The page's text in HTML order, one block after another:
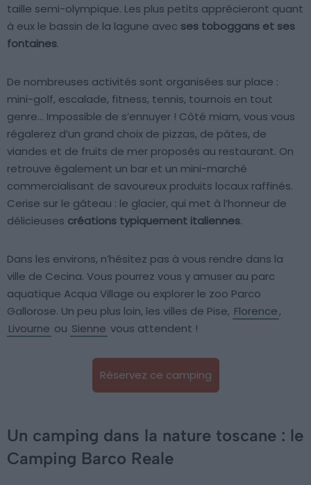
taille semi-olympique. Les plus petits apprécieront quant
à eux le bassin de la lagune avec ses toboggans et ses
fontaines.
De nombreuses activités sont organisées sur place :
mini-golf, escalade, fitness, tennis, tournois en tout
genre… Impossible de s’ennuyer ! Côté miam, vous vous
régalerez d’un grand choix de pizzas, de pâtes, de
viandes et de fruits de mer proposés au restaurant. On
retrouve également un bar et un mini-marché
commercialisant de savoureux produits locaux raffinés.
Cerise sur le gâteau : le glacier, qui met à l’honneur de
délicieuses créations typiquement italiennes.
Dans les environs, n’hésitez pas à vous rendre dans la
ville de Cecina. Vous pourrez vous y amuser au parc
aquatique Acqua Village ou explorer le zoo Parco
Gallorose. Un peu plus loin, les villes de Pise, Florence,
Livourne ou Sienne vous attendent !
Réservez ce camping
Un camping dans la nature toscane : le
Camping Barco Reale